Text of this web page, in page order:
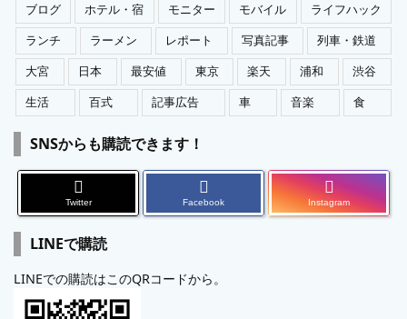
ブログ
ホテル・宿 モニター モバイル
ライフハック
ランチ
ラーメン レポート 写真記事
列車・鉄道
大宮
日本 最安値 東京 楽天 浦和
渋谷
生活
百式 記事広告 車 音楽 食
SNSからも購読できます！
Twitter Facebook Instagram
LINEで購読
LINEでの購読はこのQRコードから。